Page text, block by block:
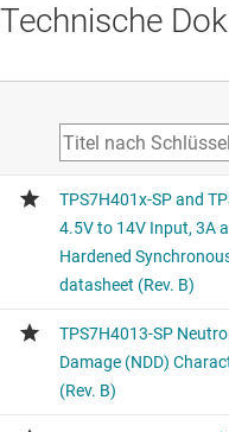
Technische